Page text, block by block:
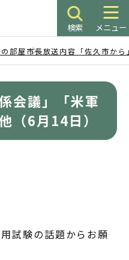
検索 メニュー
部屋 市長放送内容「佐久市から
会議」「米軍
（6月14日）
試験の話題からお願